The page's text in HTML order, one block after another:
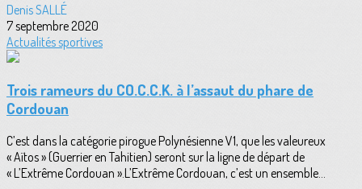
Denis SALLÉ
7 septembre 2020
Actualités sportives
Trois rameurs du CO.C.C.K. à l’assaut du phare de
Cordouan
C’est dans la catégorie pirogue Polynésienne V1, que les valeureux
« Aïtos » (Guerrier en Tahitien) seront sur la ligne de départ de
« L’Extrême Cordouan ».L’Extrême Cordouan, c’est un ensemble...